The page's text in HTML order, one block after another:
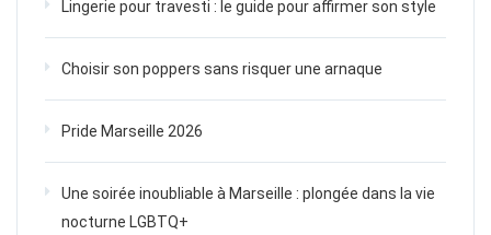
Lingerie pour travesti : le guide pour affirmer son style
Choisir son poppers sans risquer une arnaque
Pride Marseille 2026
Une soirée inoubliable à Marseille : plongée dans la vie
nocturne LGBTQ+